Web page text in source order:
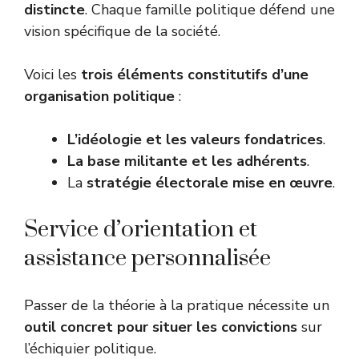
distincte. Chaque famille politique défend une
vision spécifique de la société.
Voici les trois éléments constitutifs d’une
organisation politique :
L’idéologie et les valeurs fondatrices.
La base militante et les adhérents.
La stratégie électorale mise en œuvre.
Service d’orientation et
assistance personnalisée
Passer de la théorie à la pratique nécessite un
outil concret pour situer les convictions sur
l’échiquier politique.